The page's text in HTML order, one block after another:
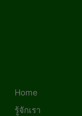
Home
รู้จักเรา